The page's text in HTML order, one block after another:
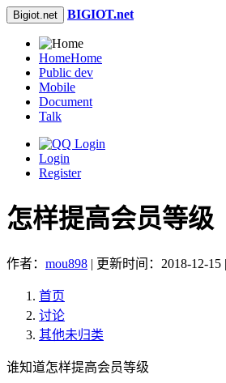
Bigiot.net BIGIOT.net
HomeHome
Public dev
Mobile
Document
Talk
Login
Register
怎样提高会员等级
作者： mou898 | 更新时间：2018-12-15
首页
讨论
其他未归类
谁知道怎样提高会员等级